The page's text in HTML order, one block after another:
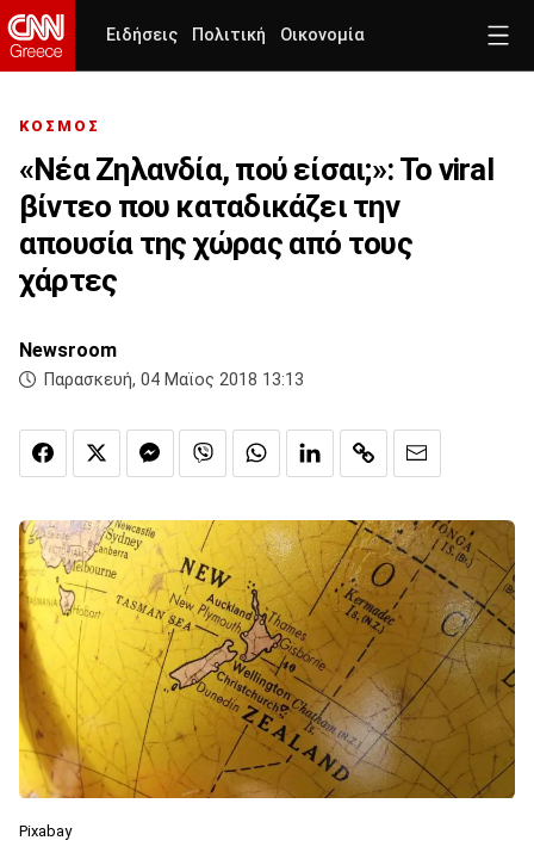
Ειδήσεις Πολιτική Οικονομία
ΚΟΣΜΟΣ
«Νέα Ζηλανδία, πού είσαι;»: Το viral
βίντεο που καταδικάζει την
απουσία της χώρας από τους
χάρτες
Newsroom
Παρασκευή, 04 Μαϊος 2018 13:13
Pixabay